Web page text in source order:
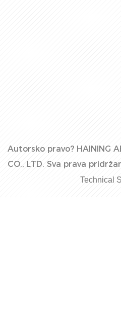
Autorsko pravo? HAINING
CO., LTD. Sva prava
Technical